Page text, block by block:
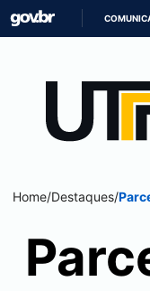
Home/Destaques/